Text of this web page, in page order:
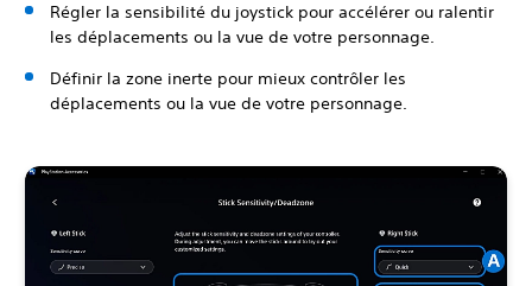
Régler la sensibilité du joystick pour accélérer ou ralentir
les déplacements ou la vue de votre personnage.
Définir la zone inerte pour mieux contrôler les
déplacements ou la vue de votre personnage.